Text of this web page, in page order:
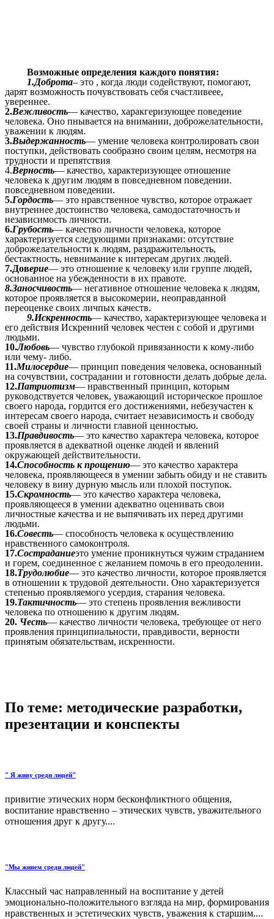
Возможные определения каждого понятия:
1.Доброта– это , когда люди содействуют, помогают,
дарят возможность почувствовать себя счастливеее,
увереннее.
2.Вежливость— качество, харакгеризующее поведение
человека. Оно пнывается на внимании, доброжелательности,
уважении к людям.
3.Выдержанность— умение человека контролировать свои
поступки, действовать сообразно своим целям, несмотря на
трудности и препятствия
4.Верность— качество, характеризующее отношение
человека к другим людям в повседневном поведении.
повседневном поведении.
5.Гордость— это нравственное чувство, которое отражает
внутреннее достоинство человека, самодостаточность и
независимость личности.
6.Грубость— качество личности человека, которое
характеризуется следующими признаками: отсутствие
доброжелательности к людям, раздражительность,
бестактность, невнимание к интересам других людей.
7.Доверие— это отношение к человеку или группе людей,
основанное на убежденности в их правоте.
8.Заносчивость— негативное отношение человека к людям,
которое проявляется в высокомерии, неоправданной
переоценке своих личпых качеств.
9.Искренность— качество, характеризующее человека и
его действия Искренний человек честен с собой и другими
людьми.
10.Любовь— чувство глубокой привязанности к кому-либо
или чему- либо.
11.Милосердие— принцип поведения человека, основанный
на сочувствии, сострадании и готовности делать добрые дела.
12.Патриотизм— нравственный принцип, которым
руководствуется человек, уважающий историческое прошлое
своего народа, гордится его достижениями, небезучастен к
интересам своего народа, считает независимость и свободу
своей страны и личности главной ценностью.
13.Правдивость— это качество характера человека, которое
проявляется в адекватной оценке людей и явлений
окружающей действительности.
14.Способность к прощению— это качество характера
человека, проявляющееся в умении забыть обиду и не ставить
человеку в вину дурную мысль или плохой поступок.
15.Скромность— это качество характера человека,
проявляющееся в умении адекватно оценивать свои
личностные качества и не выпячивать их перед другими
людьми.
16.Совесть— способность человека к осуществлению
нравственного самоконтроля.
17.Состраданиеэто умение проникнуться чужим страданием
и горем, соединенное с желанием помочь в его преодолении.
18.Трудолюбие— это качество личности, которое проявляется
в отношении к трудовой деятельности. Оно характеризуется
степенью проявляемого усердия, старания человека.
19.Тактичность— это степень проявления вежливости
человека по отношению к другим людям.
20. Честь— качество личности человека, требующее от него
проявления принципиальности, правдивости, верности
принятым обязательствам, искренности.
По теме: методические разработки,
презентации и конспекты
" Я живу среди людей"
привитие этических норм бесконфликтного общения,
воспитание нравственно – этических чувств, уважительного
отношения друг к другу....
"Мы живем среди людей"
Классный час направленный на воспитание у детей
эмоционально-положительного взгляда на мир, формирования
нравственных и эстетических чувств, уважения к старшим....